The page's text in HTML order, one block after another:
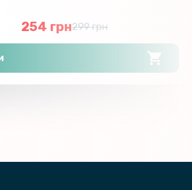
254 грн299 грн